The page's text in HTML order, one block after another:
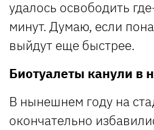
удалось освободить
минут. Думаю, если
выйдут еще быстрее.
Биотуалеты канули в
В нынешнем году на
окончательно